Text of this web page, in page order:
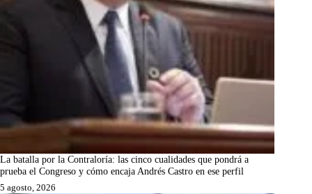
La batalla por la Contraloría: las cinco cualidades que pondrá a
prueba el Congreso y cómo encaja Andrés Castro en ese perfil
5 agosto, 2026